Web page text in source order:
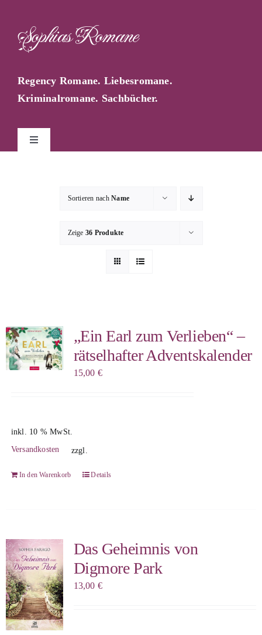
springenSophias Romane
Regency Romane. Liebesromane.
Kriminalromane. Sachbücher.
Toggle
Sophie Berg
Sophia Rauchberg
WooCommerce Warenkorb
Sortieren nachName
Zeige 36 Produkte
„Ein Earl zum Verlieben“ –
rätselhafter Adventskalender
15,00 €
inkl. 10 % MwSt.
zzgl.
Versandkosten
In den Warenkorb Details
Das Geheimnis von
Digmore Park
13,00 €